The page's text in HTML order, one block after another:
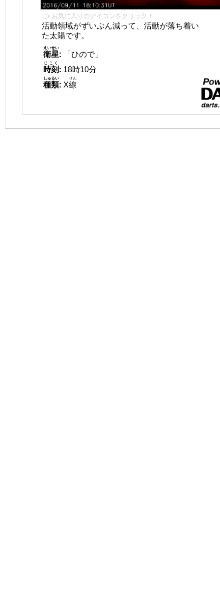
👈 お気に入りのアイコンをクリック！
活動領域がずいぶん減って、活動が落ち着い
た太陽です。
衛星
えいせい
:
「ひので」
時刻
じこく
: 18時10分
種類
しゅるい
: X線
せん